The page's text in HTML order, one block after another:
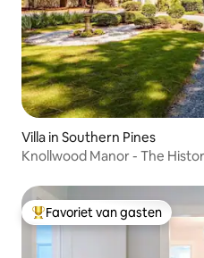
Villa in Southern Pines
Knollwood Manor - The
Topfavoriet van gasten
Favoriet van gasten